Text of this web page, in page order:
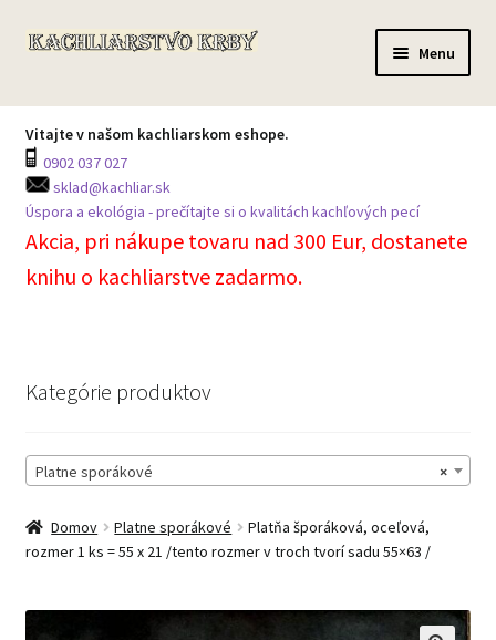
Preskočiť
Preskočiť
Menu
Domov
Všetky produkty
Môj účet
Košík
Kontakt na centrálu
Vitajte v našom kachliarskom eshope.
0902 037 027
sklad@kachliar.sk
Úspora a ekológia - prečítajte si o kvalitách kachľových pecí
Akcia, pri nákupe tovaru nad 300 Eur, dostanete
knihu o kachliarstve zadarmo.
Kategórie produktov
×
Platne sporákové
Domov Platne sporákové
Platňa šporáková, oceľová,
rozmer 1 ks = 55 x 21 /tento rozmer v troch tvorí sadu 55×63 /